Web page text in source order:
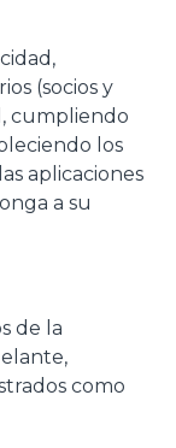
(socios y
cumpliendo
los
aplicaciones
a su
de la
como